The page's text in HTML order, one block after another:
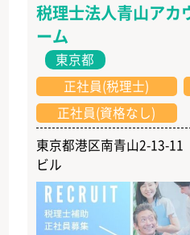
税理士法人青山アカ
ーム
東京都
正社員(税理士)
正社員(資格なし)
東京都港区南青山2-13-
ビル